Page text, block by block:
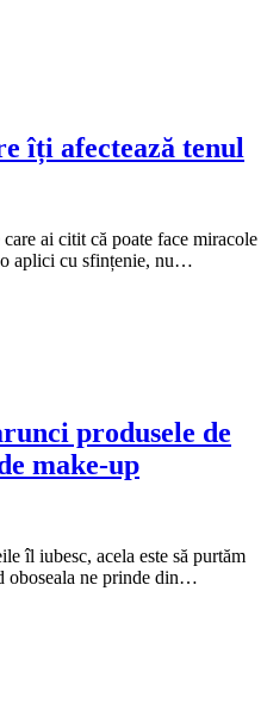
îți afectează tenul
ai citit că poate face miracole
o aplici cu sfințenie, nu…
produsele de
make-up
îl iubesc, acela este să purtăm
oboseala ne prinde din…